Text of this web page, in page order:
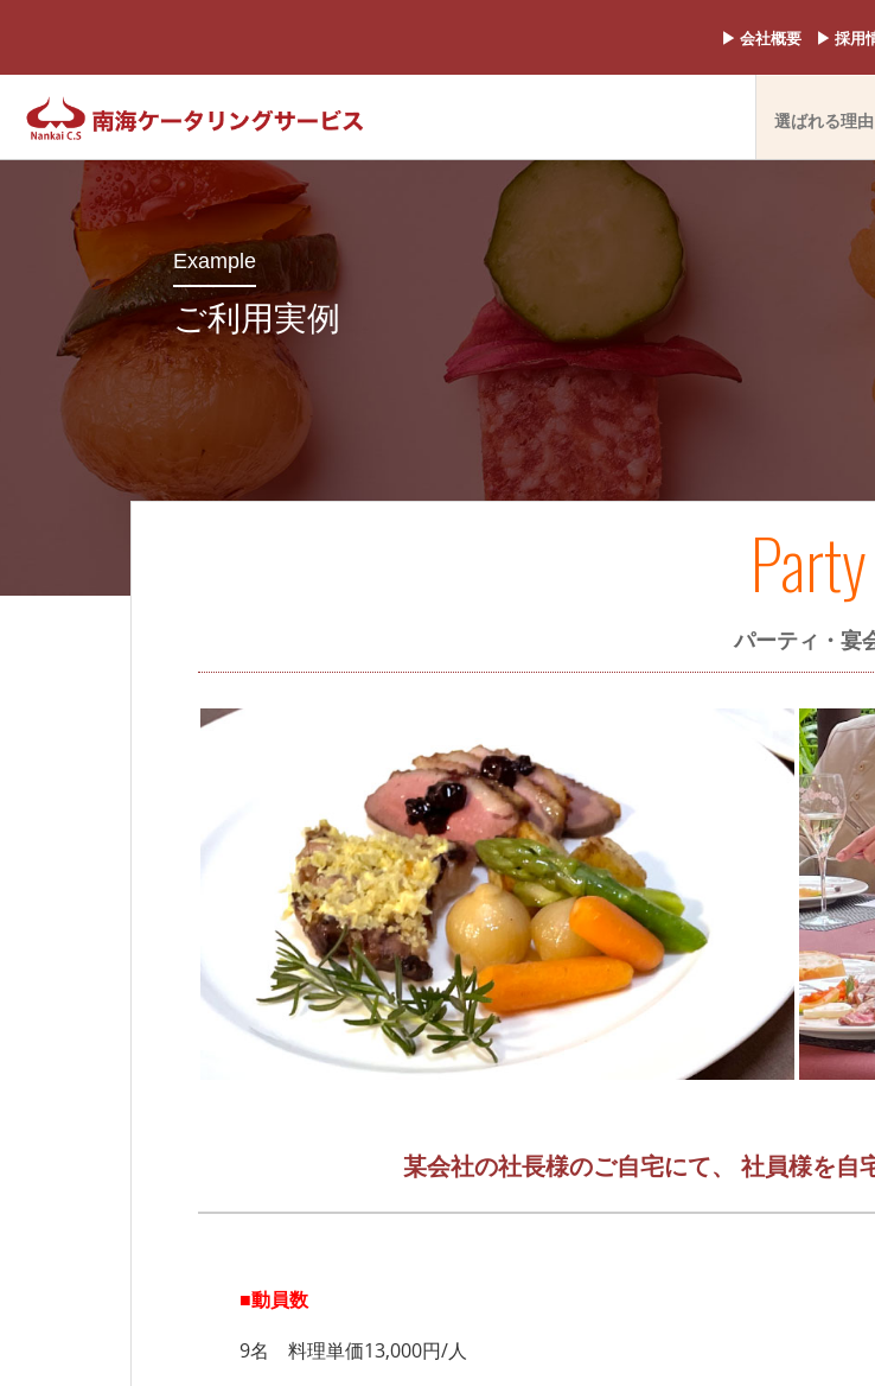
▶︎ 会社概要 ▶︎ 採用
選ばれる理由
Example
ご利用実例
Party
パーティ・宴
某会社の社長様のご自宅にて、 社員様を自
■動員数
9名 料理単価13,000円/人